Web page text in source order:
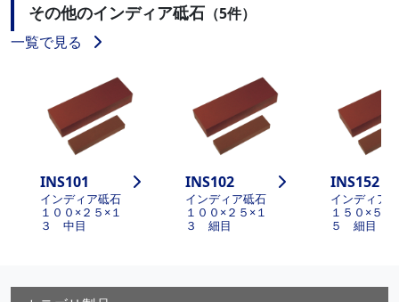
その他のインディア砥石 （5件）
一覧で見る
INS101
インディア砥石
１００×２５×１
３ 中目
INS102
インディア砥石
１００×２５×１
３ 細目
INS152
インディ
１５０×５０
５ 細目